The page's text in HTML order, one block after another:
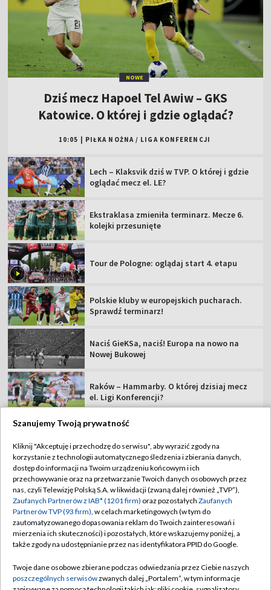
NOWE
Dziś mecz Hapoel Tel Awiw – GKS
Katowice. O której i gdzie oglądać?
10:05 PIŁKA NOŻNA / LIGA KONFERENCJI
Lech – Klaksvik dziś w TVP. O której i gdzie
oglądać mecz el. LE?
Ekstraklasa zmieniła terminarz. Mecze 6.
kolejki przesunięte
Tour de Pologne: oglądaj start 4. etapu
Polskie kluby w europejskich pucharach.
Sprawdź terminarz!
Naciś GieKSa, naciś! Europa na nowo na
Nowej Bukowej
Raków – Hammarby. O której dzisiaj mecz
el. Ligi Konferencji?
TVP
Abonament TVP
Sklep TVP
Biuro Reklamy
Oferta Handlowa
Emisja w TVP
Regulamin TVP
Polityka prywatności
Moje zgody
Biuro reklamy
Szanujemy Twoją prywatność
Kliknij "Akceptuję i przechodzę do serwisu", aby wyrazić zgody na
korzystanie z technologii automatycznego śledzenia i zbierania danych,
dostęp do informacji na Twoim urządzeniu końcowym i ich
przechowywanie oraz na przetwarzanie Twoich danych osobowych przez
nas, czyli Telewizję Polską S.A. w likwidacji (zwaną dalej również „TVP”),
Zaufanych Partnerów z IAB* (1201 firm) oraz pozostałych Zaufanych
Partnerów TVP (93 firm), w celach marketingowych (w tym do
zautomatyzowanego dopasowania reklam do Twoich zainteresowań i
mierzenia ich skuteczności) i pozostałych, które wskazujemy poniżej, a
także zgody na udostępnianie przez nas identyfikatora PPID do Google.
Twoje dane osobowe zbierane podczas odwiedzania przez Ciebie naszych
poszczególnych serwisówzwanych dalej „Portalem”, w tym informacje